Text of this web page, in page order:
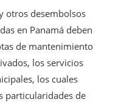
otros desembolsos
en Panamá deben
de mantenimiento
los servicios
los cuales
particularidades de